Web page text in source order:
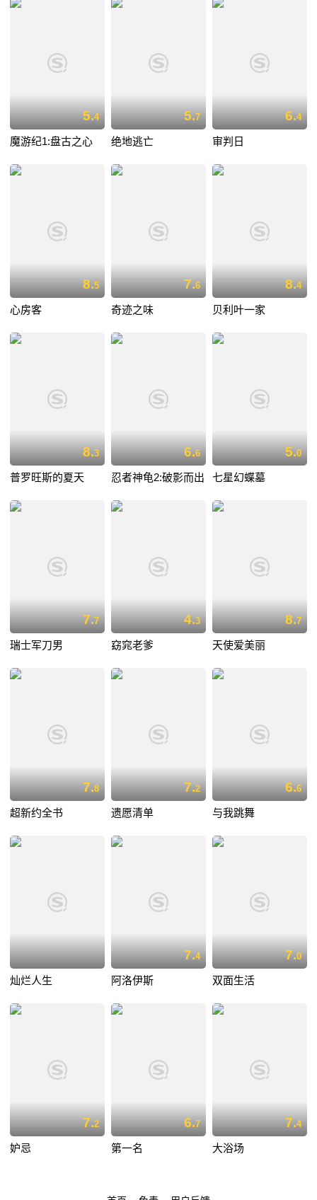
5.4
魔游纪1:盘古之心
5.7
绝地逃亡
6.4
审判日
8.5
心房客
7.6
奇迹之味
8.4
贝利叶一家
8.3
普罗旺斯的夏天
6.6
忍者神龟2:破影而出
5.0
七星幻蝶墓
7.7
瑞士军刀男
4.3
窈窕老爹
8.7
天使爱美丽
7.8
超新约全书
7.2
遗愿清单
6.6
与我跳舞
灿烂人生
7.4
阿洛伊斯
7.0
双面生活
7.2
妒忌
6.7
第一名
7.4
大浴场